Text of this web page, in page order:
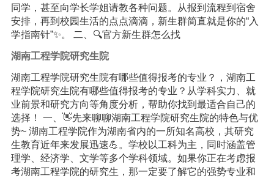
同学，甚至向学长学姐请教各种问题。从报到流程到宿舍
安排，再到校园生活的点点滴滴，新生群简直就是你的“入
学指南针”✨。 二、🔍官方新生群怎么找
湖南工程学院研究生院
湖南工程学院研究生院有哪些值得报考的专业？，湖南工
程学院研究生院有哪些值得报考的专业？从学科实力、就
业前景和研究方向等角度分析，帮助你找到最适合自己的
选择！ 一、👋先来聊聊湖南工程学院研究生院的特色与优
势~ 湖南工程学院作为湖南省内的一所知名高校，其研究
生教育近年来发展迅速💪。学校以工科为主，同时涵盖管
理学、经济学、文学等多个学科领域。如果你正在考虑报
考湖南工程学院的研究生，那一定要了解它的强势专业和